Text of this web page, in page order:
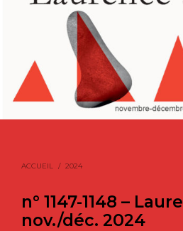
ACCUEIL / 2024
n° 1147-1148 –
nov./déc. 2024